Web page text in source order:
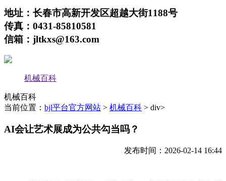
地址：长春市高新开发区超越大街1188号
传真：0431-85810581
信箱：jltkxs@163.com
机械百科
机械百科
当前位置： bjl平台官方网站 > 机械百科 > div>
AI会让艺术展成为公共勾当吗？
发布时间：2026-02-14 16:44